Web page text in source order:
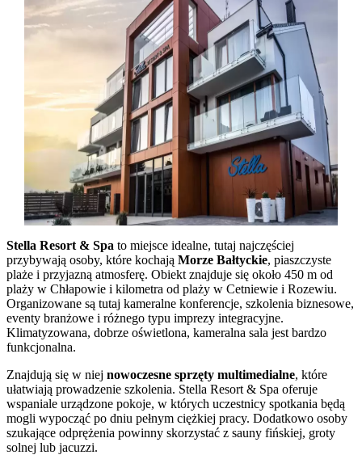
Stella Resort & Spa to miejsce idealne, tutaj najczęściej
przybywają osoby, które kochają Morze Bałtyckie, piaszczyste
plaże i przyjazną atmosferę. Obiekt znajduje się około 450 m od
plaży w Chłapowie i kilometra od plaży w Cetniewie i Rozewiu.
Organizowane są tutaj kameralne konferencje, szkolenia biznesowe,
eventy branżowe i różnego typu imprezy integracyjne.
Klimatyzowana, dobrze oświetlona, kameralna sala jest bardzo
funkcjonalna.
Znajdują się w niej nowoczesne sprzęty multimedialne, które
ułatwiają prowadzenie szkolenia. Stella Resort & Spa oferuje
wspaniale urządzone pokoje, w których uczestnicy spotkania będą
mogli wypocząć po dniu pełnym ciężkiej pracy. Dodatkowo osoby
szukające odprężenia powinny skorzystać z sauny fińskiej, groty
solnej lub jacuzzi.